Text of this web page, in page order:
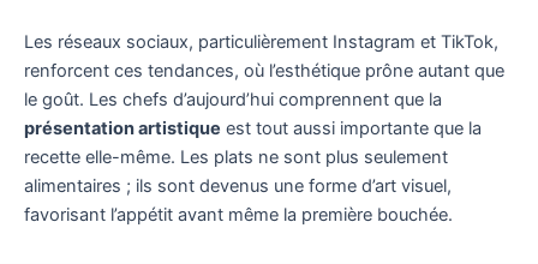
Les réseaux sociaux, particulièrement Instagram et TikTok,
renforcent ces tendances, où l’esthétique prône autant que
le goût. Les chefs d’aujourd’hui comprennent que la
présentation artistique est tout aussi importante que la
recette elle-même. Les plats ne sont plus seulement
alimentaires ; ils sont devenus une forme d’art visuel,
favorisant l’appétit avant même la première bouchée.